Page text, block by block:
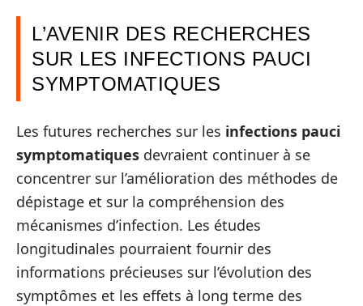
L’AVENIR DES RECHERCHES
SUR LES INFECTIONS PAUCI
SYMPTOMATIQUES
Les futures recherches sur les infections pauci
symptomatiques devraient continuer à se
concentrer sur l’amélioration des méthodes de
dépistage et sur la compréhension des
mécanismes d’infection. Les études
longitudinales pourraient fournir des
informations précieuses sur l’évolution des
symptômes et les effets à long terme des